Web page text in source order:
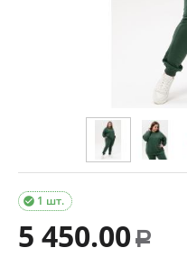
1 шт.

5 450.00 Р